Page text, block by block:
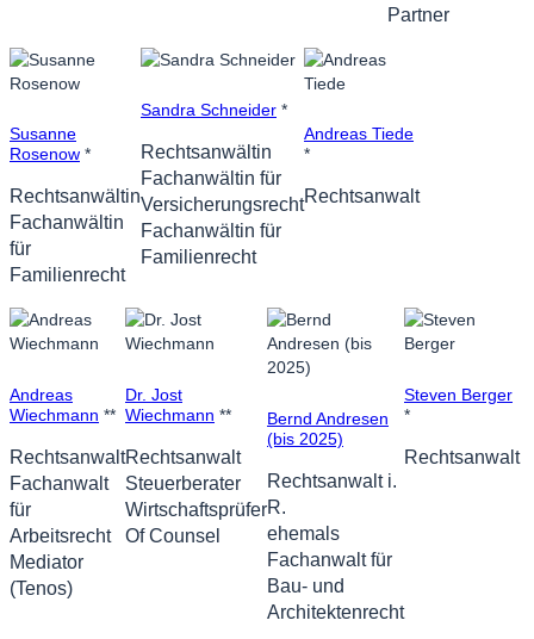
Partner
Susanne
Rosenow *
Rechtsanwältin
Fachanwältin
für
Familienrecht
Sandra Schneider *
Rechtsanwältin
Fachanwältin für
Versicherungsrecht
Fachanwältin für
Familienrecht
Andreas Tiede
*
Rechtsanwalt
Andreas
Wiechmann **
Rechtsanwalt
Fachanwalt
für
Arbeitsrecht
Mediator
(Tenos)
Dr. Jost
Wiechmann **
Rechtsanwalt
Steuerberater
Wirtschaftsprüfer
Of Counsel
Bernd Andresen
(bis 2025)
Rechtsanwalt i.
R.
ehemals
Fachanwalt für
Bau- und
Architektenrecht
Steven Berger
*
Rechtsanwalt